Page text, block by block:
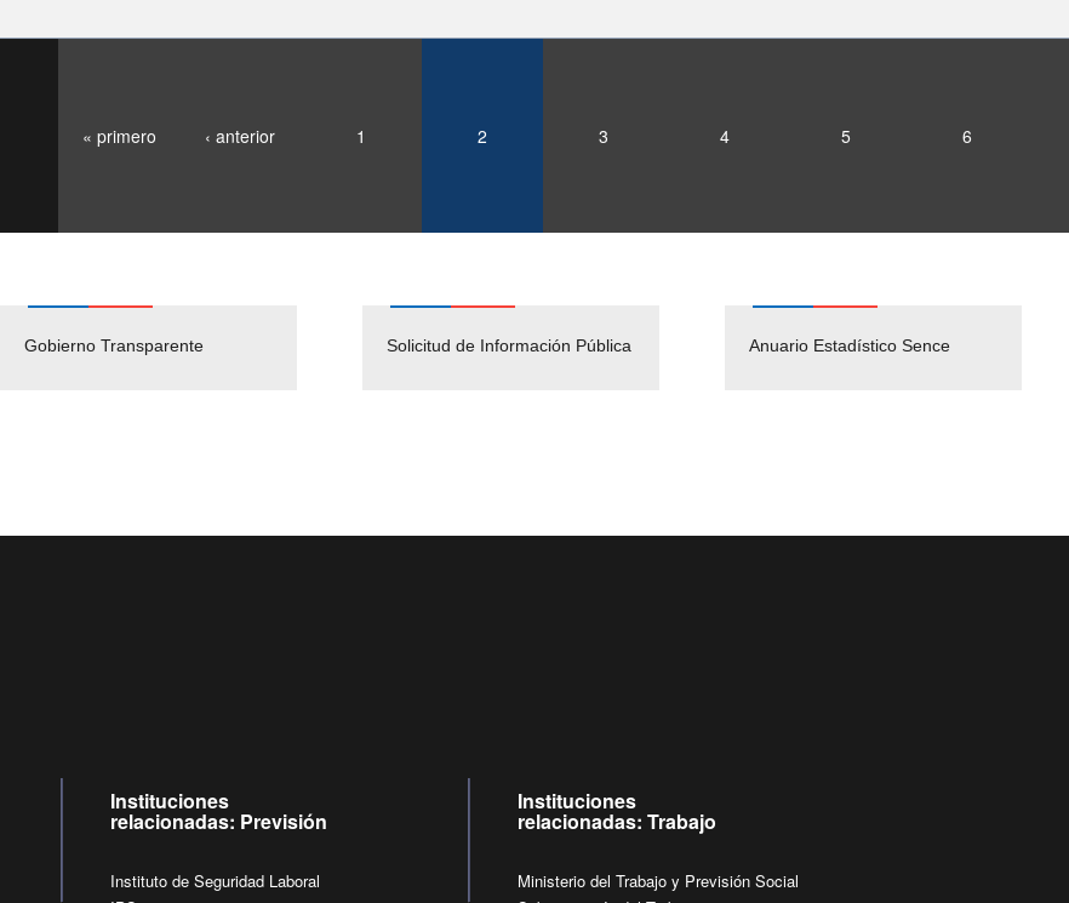
« primero ‹ anterior 1 2 3 4 5 6
Gobierno Transparente Solicitud de Información Pública Anuario Estadístico Sence
Pago Proveedores
Empleos Públicos
Solicitud Audiencias y
Instituciones
relacionadas: Previsión
Instituto de Seguridad Laboral
Instituciones
relacionadas: Trabajo
Ministerio del Trabajo y Previsión Social